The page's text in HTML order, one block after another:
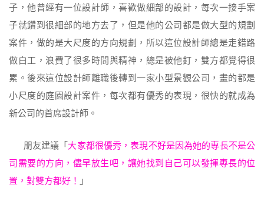
子，他曾經有一位設計師，喜歡做細部的設計，每次一接手案
子就鑽到很細部的地方去了，但是他的公司都是做大型的規劃
案件，做的是大尺度的方向規劃，所以這位設計師總是走錯路
做白工，浪費了很多時間與精神，總是被他釘，雙方都覺得很
累。後來這位設計師離職後轉到一家小型景觀公司，畫的都是
小尺度的庭園設計案件，每次都有優秀的表現，很快的就成為
新公司的首席設計師。
朋友建議「 大家都很優秀，表現不好是因為她的專長不是公
司需要的方向，儘早放生吧，讓她找到自己可以發揮專長的位
置，對雙方都好！ 」